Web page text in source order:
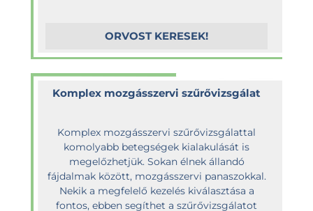
ORVOST KERESEK!
Komplex mozgásszervi szűrővizsgálat
Komplex mozgásszervi szűrővizsgálattal
komolyabb betegségek kialakulását is
megelőzhetjük. Sokan élnek állandó
fájdalmak között, mozgásszervi panaszokkal.
Nekik a megfelelő kezelés kiválasztása a
fontos, ebben segíthet a szűrővizsgálatot